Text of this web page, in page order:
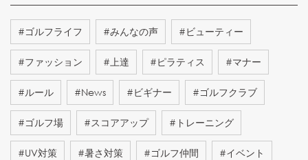
#ゴルフライフ #みんなの声 #ビューティー
#ファッション # 上達 #ピラティス #マナー
#ルール #News #ビギナー #ゴルフクラブ
#ゴルフ場 #スコアアップ # トレーニング
#UV対策 #暑さ対策 #ゴルフ仲間 #イベント